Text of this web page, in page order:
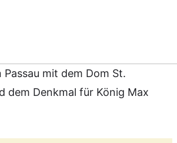
Passau mit dem Dom St.
dem Denkmal für König Max